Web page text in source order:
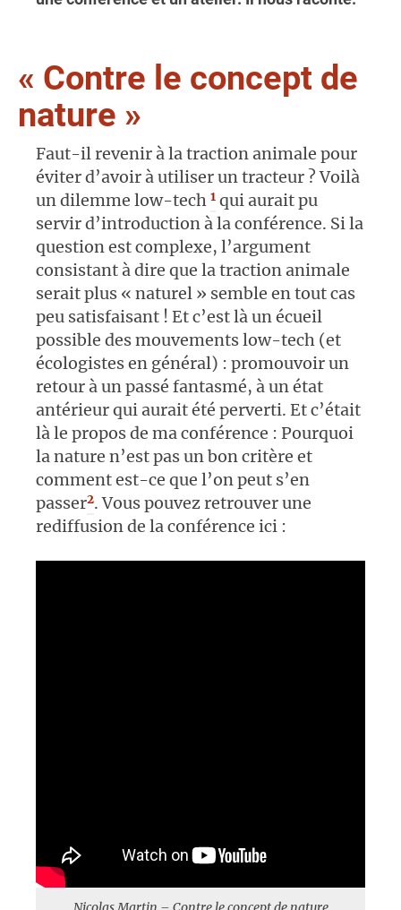
« Contre le concept de
nature »
Faut-il revenir à la traction animale pour
éviter d’avoir à utiliser un tracteur ? Voilà
un dilemme low-tech 1 qui aurait pu
servir d’introduction à la conférence. Si la
question est complexe, l’argument
consistant à dire que la traction animale
serait plus « naturel » semble en tout cas
peu satisfaisant ! Et c’est là un écueil
possible des mouvements low-tech (et
écologistes en général) : promouvoir un
retour à un passé fantasmé, à un état
antérieur qui aurait été perverti. Et c’était
là le propos de ma conférence : Pourquoi
la nature n’est pas un bon critère et
comment est-ce que l’on peut s’en
passer2. Vous pouvez retrouver une
rediffusion de la conférence ici :